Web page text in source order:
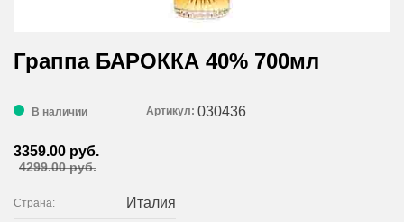
Граппа БАРОККА 40% 700мл
В наличии Артикул: 030436
3359.00 руб.
4299.00 руб.
Страна: Италия